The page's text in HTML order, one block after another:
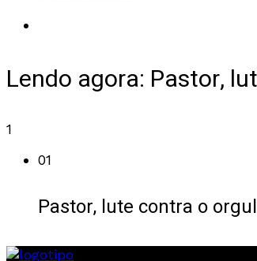
Lendo agora: Pastor,
1
01
Pastor, lute contra o